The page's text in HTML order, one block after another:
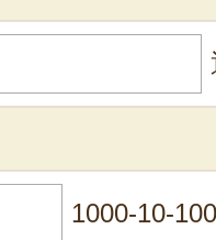
1000-10-